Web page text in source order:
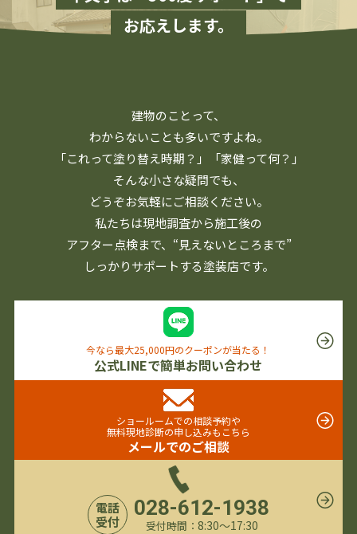
お応えします。
建物のことって、
わからないことも多いですよね。
「これって塗り替え時期？」「家健って何？」
そんな小さな疑問でも、
どうぞお気軽にご相談ください。
私たちは現地調査から施工後の
アフター点検まで、 “見えないところまで”
しっかりサポートする塗装店です。
今なら最大25,000円のクーポンが当たる！
公式LINEで簡単お問い合わせ
ショールームでの相談予約や
無料現地診断の申し込みもこちら
メールでのご相談
電話
受付
028-612-1938
受付時間： 8:30〜17:30